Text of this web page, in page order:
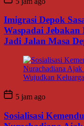
Imigrasi Depok
Waspadai
Jadi Jalan Masa
5 jam ago
Sosialisasi